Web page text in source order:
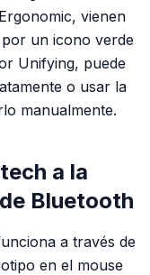
vienen
un icono verde
Unifying, puede
o usar la
manualmente.
a la
Bluetooth
a través de
en el mouse